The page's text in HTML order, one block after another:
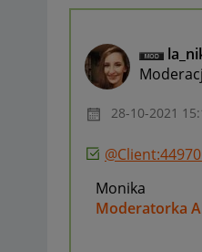
‎28-10-2021
Monika
Moderatorka